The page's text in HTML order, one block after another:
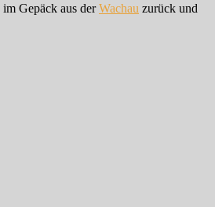
Gepäck aus derWachau zurück und